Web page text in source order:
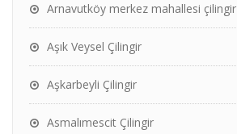
Arnavutköy merkez mahallesi çilingir
Aşık Veysel Çilingir
Aşkarbeyli Çilingir
Asmalımescit Çilingir